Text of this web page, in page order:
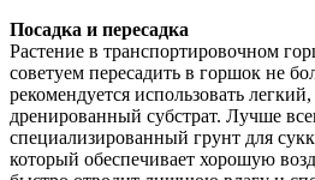
Посадка и пересадка
Растение в транспортировочном
советуем пересадить в горшок не
рекомендуется использовать
дренированный субстрат. Лучше
специализированный грунт для
который обеспечивает хорошую